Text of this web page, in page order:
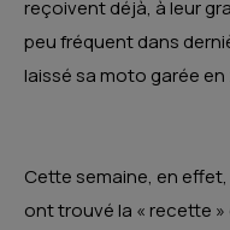
reçoivent déjà, à leur
peu fréquent dans
laissé sa moto garée
Cette semaine, en
ont trouvé la « recette